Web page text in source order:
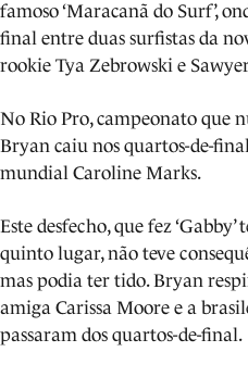
famoso ‘Maracanã do Surf’,
final entre duas surfistas da
rookie Tya Zebrowski e
No Rio Pro, campeonato que
Bryan caiu nos quartos-de-
mundial Caroline Marks.
Este desfecho, que fez
quinto lugar, não teve
mas podia ter tido. Bryan
amiga Carissa Moore e a
passaram dos quartos-de-final.